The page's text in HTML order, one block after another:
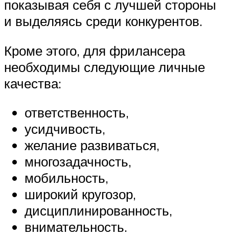
показывая себя с лучшей стороны
и выделяясь среди конкурентов.
Кроме этого, для фрилансера
необходимы следующие личные
качества:
ответственность,
усидчивость,
желание развиваться,
многозадачность,
мобильность,
широкий кругозор,
дисциплинированность,
внимательность.